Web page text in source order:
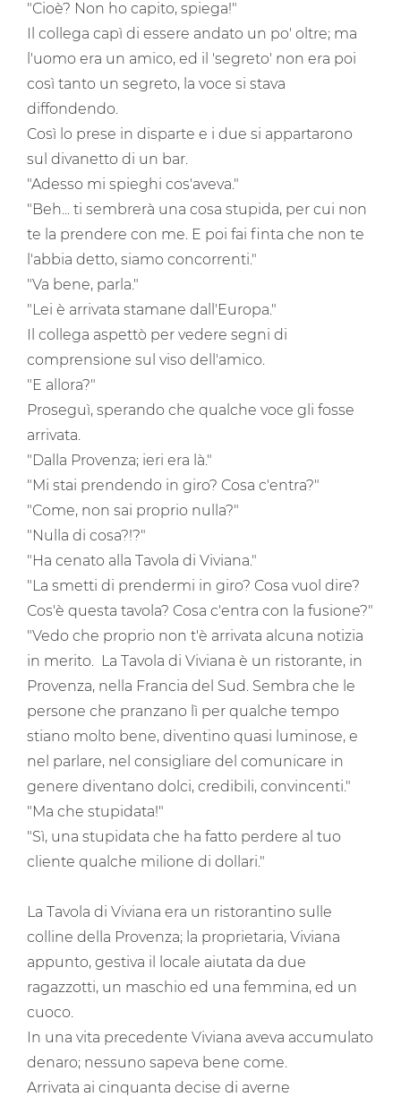
"Cioè? Non ho capito, spiega!"
Il collega capì di essere andato un po' oltre; ma
l'uomo era un amico, ed il 'segreto' non era poi
così tanto un segreto, la voce si stava
diffondendo.
Così lo prese in disparte e i due si appartarono
sul divanetto di un bar.
"Adesso mi spieghi cos'aveva."
"Beh... ti sembrerà una cosa stupida, per cui non
te la prendere con me. E poi fai finta che non te
l'abbia detto, siamo concorrenti."
"Va bene, parla."
"Lei è arrivata stamane dall'Europa."
Il collega aspettò per vedere segni di
comprensione sul viso dell'amico.
"E allora?"
Proseguì, sperando che qualche voce gli fosse
arrivata.
"Dalla Provenza; ieri era là."
"Mi stai prendendo in giro? Cosa c'entra?"
"Come, non sai proprio nulla?"
"Nulla di cosa?!?"
"Ha cenato alla Tavola di Viviana."
"La smetti di prendermi in giro? Cosa vuol dire?
Cos'è questa tavola? Cosa c'entra con la fusione?"
"Vedo che proprio non t'è arrivata alcuna notizia
in merito. La Tavola di Viviana è un ristorante, in
Provenza, nella Francia del Sud. Sembra che le
persone che pranzano lì per qualche tempo
stiano molto bene, diventino quasi luminose, e
nel parlare, nel consigliare del comunicare in
genere diventano dolci, credibili, convincenti."
"Ma che stupidata!"
"Sì, una stupidata che ha fatto perdere al tuo
cliente qualche milione di dollari."
La Tavola di Viviana era un ristorantino sulle
colline della Provenza; la proprietaria, Viviana
appunto, gestiva il locale aiutata da due
ragazzotti, un maschio ed una femmina, ed un
cuoco.
In una vita precedente Viviana aveva accumulato
denaro; nessuno sapeva bene come.
Arrivata ai cinquanta decise di averne